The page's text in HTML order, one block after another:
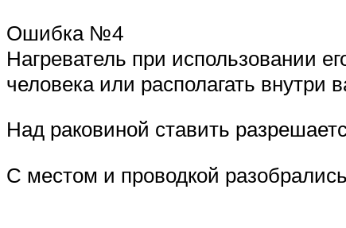
Ошибка №4
Нагреватель при использовании
человека или располагать внутри
Над раковиной ставить
С местом и проводкой